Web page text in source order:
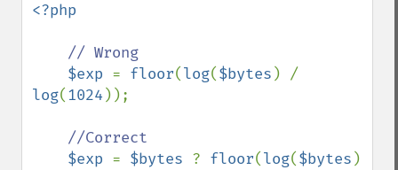
<?php
// Wrong
$exp = floor(log($bytes
log(1024 ));
//Correct
$exp = $bytes ? floor(log($bytes )